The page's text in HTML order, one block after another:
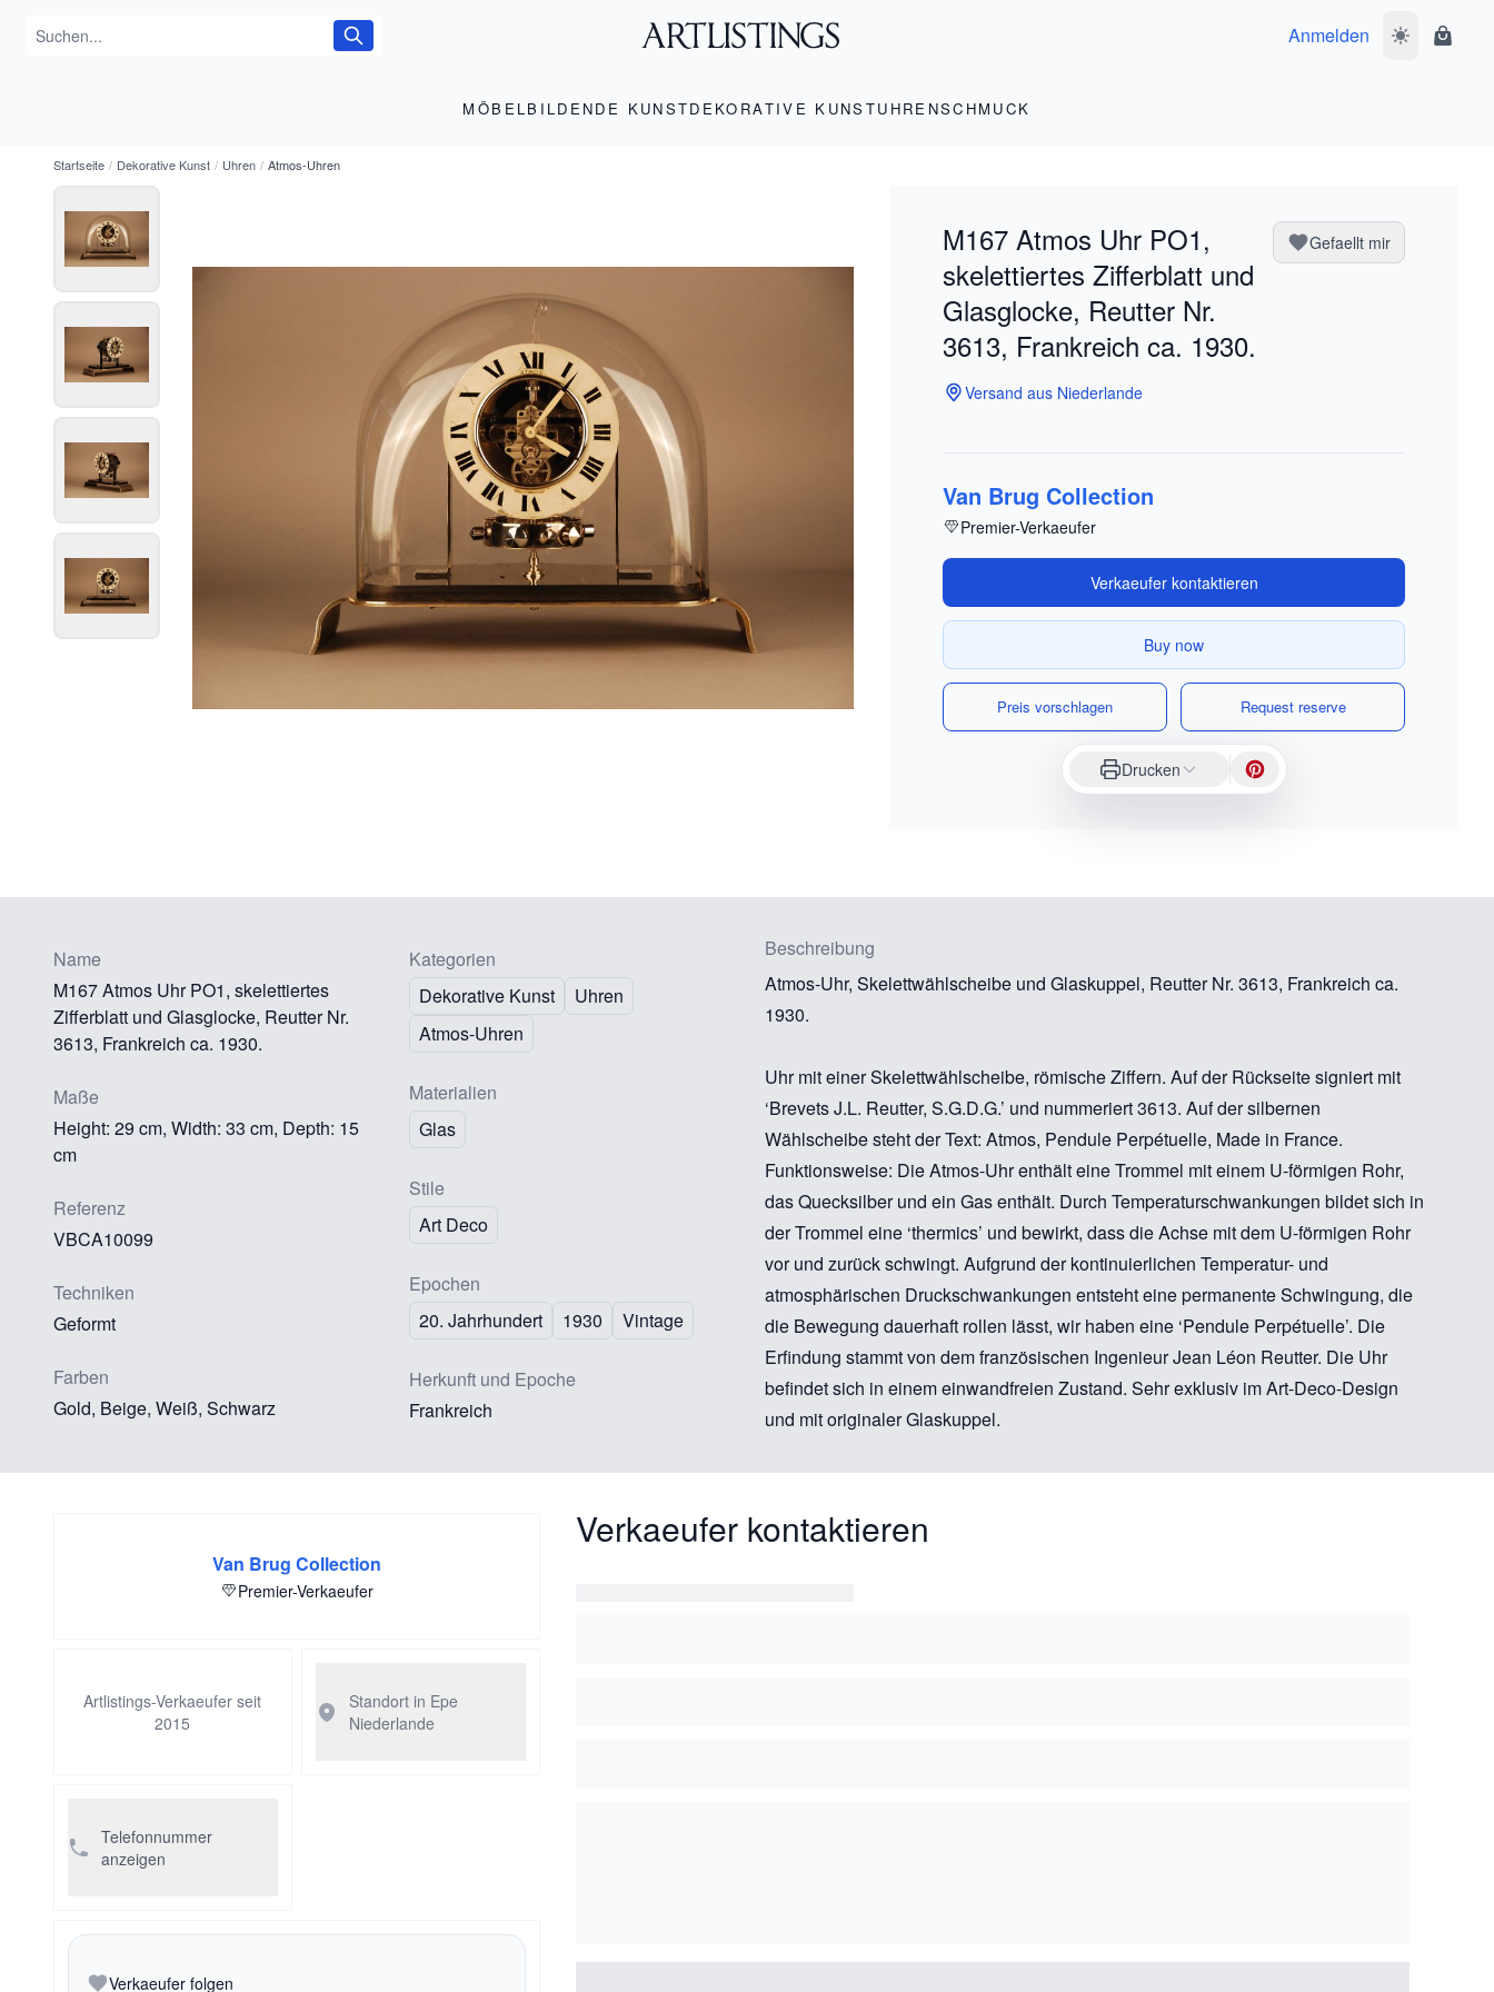
Anmelden
MÖBELBILDENDE KUNSTDEKORATIVE KUNSTUHRENSCHMUCK
Startseite / Dekorative Kunst / Uhren / Atmos-Uhren
M167 Atmos Uhr PO1,
skelettiertes Zifferblatt und
Glasglocke, Reutter Nr.
3613, Frankreich ca. 1930.
Gefaellt mir
Versand aus Niederlande
Van Brug Collection
Premier-Verkaeufer
Verkaeufer kontaktieren
Buy now
Preis vorschlagen Request reserve
Drucken
Name
M167 Atmos Uhr PO1, skelettiertes
Zifferblatt und Glasglocke, Reutter Nr.
3613, Frankreich ca. 1930.
Maße
Height: 29 cm, Width: 33 cm, Depth: 15
cm
Referenz
VBCA10099
Techniken
Geformt
Farben
Gold, Beige, Weiß, Schwarz
Kategorien
Dekorative Kunst
Uhren
Atmos-Uhren
Materialien
Glas
Stile
Art Deco
Epochen
20. Jahrhundert
1930 Vintage
Herkunft und Epoche
Frankreich
Beschreibung
Atmos-Uhr, Skelettwählscheibe und Glaskuppel, Reutter Nr. 3613, Frankreich ca.
1930.
Uhr mit einer Skelettwählscheibe, römische Ziffern. Auf der Rückseite signiert mit
‘Brevets J.L. Reutter, S.G.D.G.’ und nummeriert 3613. Auf der silbernen
Wählscheibe steht der Text: Atmos, Pendule Perpétuelle, Made in France.
Funktionsweise: Die Atmos-Uhr enthält eine Trommel mit einem U-förmigen Rohr,
das Quecksilber und ein Gas enthält. Durch Temperaturschwankungen bildet sich in
der Trommel eine ‘thermics’ und bewirkt, dass die Achse mit dem U-förmigen Rohr
vor und zurück schwingt. Aufgrund der kontinuierlichen Temperatur- und
atmosphärischen Druckschwankungen entsteht eine permanente Schwingung, die
die Bewegung dauerhaft rollen lässt, wir haben eine ‘Pendule Perpétuelle’. Die
Erfindung stammt von dem französischen Ingenieur Jean Léon Reutter. Die Uhr
befindet sich in einem einwandfreien Zustand. Sehr exklusiv im Art-Deco-Design
und mit originaler Glaskuppel.
Van Brug Collection
Premier-Verkaeufer
Artlistings-Verkaeufer seit
2015
Standort in Epe
Niederlande
Telefonnummer
anzeigen
Verkaeufer folgen
Verkaeufer kontaktieren